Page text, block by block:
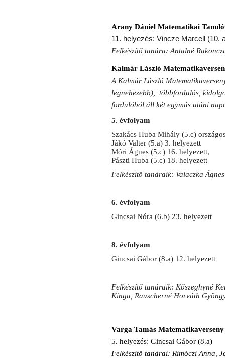
Arany Dániel Matematikai
11. helyezés: Vincze Marcell (10.
Felkészítő tanára: Antalné
Kalmár László
A Kalmár László
legnehezebb), többfordulós,
fordulóból áll két egymás utáni
5. évfolyam
Szakács Huba Mihály (5.c)
Jákó Valter (5.a) 3. helyezett
Móri Ágnes (5.c) 16. helyezett,
Pászti Huba (5.c) 18. helyezett
Felkészítő tanáraik: Valaczka
6. évfolyam
Gincsai Nóra (6.b) 23. helyezett
8. évfolyam
Gincsai Gábor (8.a) 12. helyezett
Felkészítő tanáraik: Kőszeghyné
Kinga, Rauscherné Horváth
Varga Tamás Matematikaverseny
5. helyezés: Gincsai Gábor (8.a)
Felkészítő tanárai: Rimóczi Anna,